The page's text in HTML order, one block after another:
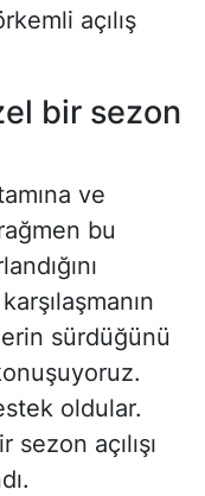
açılış
bir sezon
ve
bu
sürdüğünü
oldular.
açılışı